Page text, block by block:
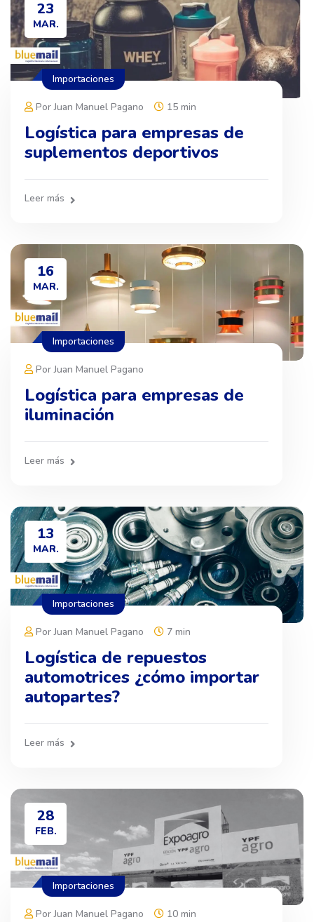
23
MAR.
Por Juan Manuel Pagano 15 min
Logística para empresas de
suplementos deportivos
Leer más
Importaciones
16
MAR.
Por Juan Manuel Pagano
Logística para empresas de
iluminación
Leer más
Importaciones
13
MAR.
Por Juan Manuel Pagano 7 min
Logística de repuestos
automotrices ¿cómo importar
autopartes?
Leer más
Importaciones
28
FEB.
Por Juan Manuel Pagano 10 min
Importaciones